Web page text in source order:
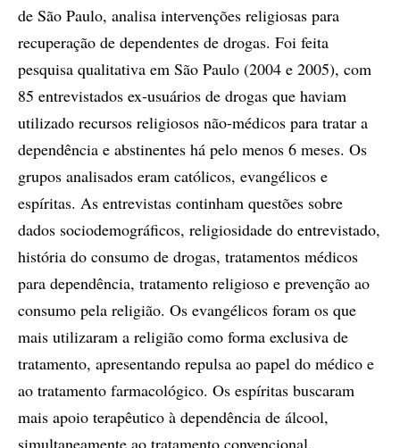
de São Paulo, analisa intervenções religiosas para
recuperação de dependentes de drogas. Foi feita
pesquisa qualitativa em São Paulo (2004 e 2005), com
85 entrevistados ex-usuários de drogas que haviam
utilizado recursos religiosos não-médicos para tratar a
dependência e abstinentes há pelo me­nos 6 meses. Os
grupos analisados eram católicos, evangélicos e
espíritas. As entrevistas continham questões sobre
dados sociodemográficos, religiosidade do entrevistado,
história do consumo de drogas, tratamentos médicos
para dependência, tratamento religioso e prevenção ao
consumo pela religião. Os evangélicos foram os que
mais utilizaram a religião como forma exclusiva de
tratamento, apresentando repulsa ao papel do médico e
ao tratamento farmacológico. Os espíritas buscaram
mais apoio terapêutico à dependência de álcool,
simultaneamente ao tratamento convencional,